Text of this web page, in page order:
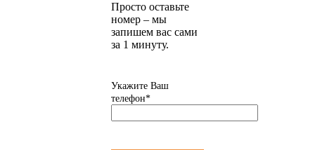
Просто оставьте
номер – мы
запишем вас сами
за 1 минуту.
Укажите Ваш
телефон*